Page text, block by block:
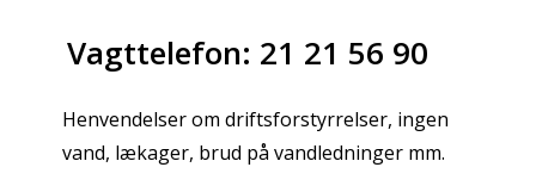
Vagttelefon: 21 21 56 90
Henvendelser om driftsforstyrrelser, ingen
vand, lækager, brud på vandledninger mm.